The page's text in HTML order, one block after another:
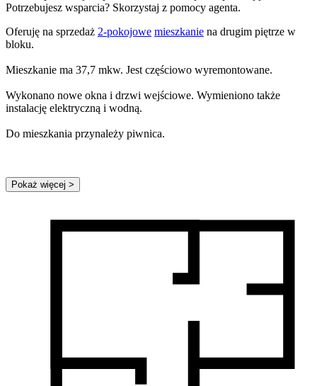
Potrzebujesz wsparcia? Skorzystaj z pomocy agenta.
Oferuję na sprzedaż 2-pokojowe mieszkanie na drugim piętrze w
bloku.
Mieszkanie ma 37,7 mkw. Jest częściowo wyremontowane.
Wykonano nowe okna i drzwi wejściowe. Wymieniono także
instalację elektryczną i wodną.
Do mieszkania przynależy piwnica.
Pokaż więcej >